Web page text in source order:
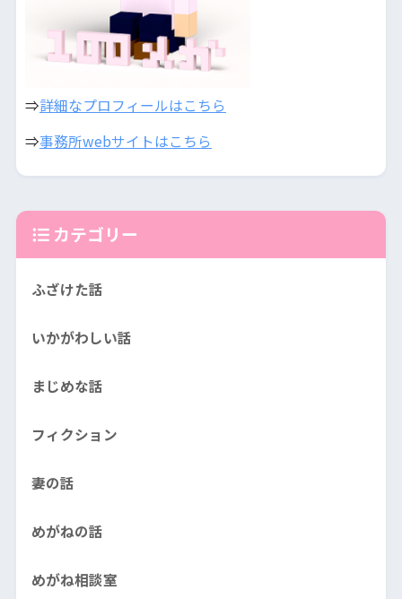
⇒詳細なプロフィールはこちら
⇒事務所webサイトはこちら
カテゴリー
ふざけた話
いかがわしい話
まじめな話
フィクション
妻の話
めがねの話
めがね相談室